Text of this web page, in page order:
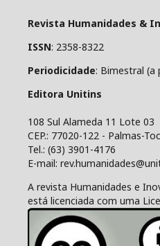
Revista Humanidades &
ISSN: 2358-8322
Periodicidade: Bimestral (a
Editora Unitins
108 Sul Alameda 11 Lote 03
CEP.: 77020-122 - Palmas-
Tel.: (63) 3901-4176
E-mail:
A revista Humanidades e
está licenciada com uma